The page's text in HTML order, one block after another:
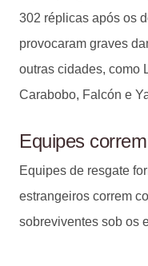
302 réplicas após os
provocaram graves
outras cidades, como
Carabobo, Falcón e
Equipes
Equipes de resgate
estrangeiros correm
sobreviventes sob os